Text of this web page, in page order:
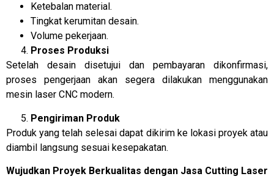
Ketebalan material.
Tingkat kerumitan desain.
Volume pekerjaan.
Proses Produksi
Setelah desain disetujui dan pembayaran dikonfirmasi,
proses pengerjaan akan segera dilakukan menggunakan
mesin laser CNC modern.
Pengiriman Produk
Produk yang telah selesai dapat dikirim ke lokasi proyek atau
diambil langsung sesuai kesepakatan.
Wujudkan Proyek Berkualitas dengan Jasa Cutting Laser